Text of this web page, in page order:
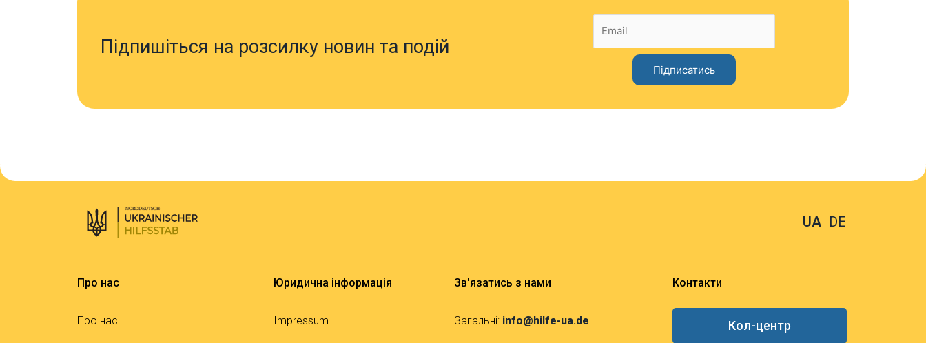
Підпишіться на розсилку новин та подій
UA DE
Про нас
Про нас
Юридична інформація
Impressum
Зв'язатись з нами
Загальні: info@hilfe-ua.de
Контакти
Кол-центр